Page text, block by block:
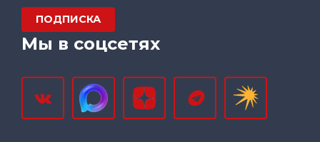
ПОДПИСКА
Мы в соцсетях